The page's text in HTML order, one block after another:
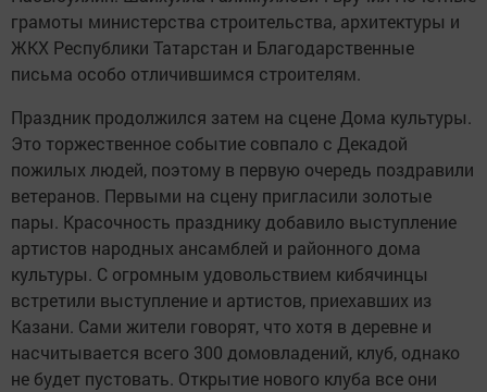
грамоты министерства строительства, архитектуры и
ЖКХ Республики Татарстан и Благодарственные
письма особо отличившимся строителям.
Праздник продолжился затем на сцене Дома культуры.
Это торжественное событие совпало с Декадой
пожилых людей, поэтому в первую очередь поздравили
ветеранов. Первыми на сцену пригласили золотые
пары. Красочность празднику добавило выступление
артистов народных ансамблей и районного дома
культуры. С огромным удовольствием кибячинцы
встретили выступление и артистов, приехавших из
Казани. Сами жители говорят, что хотя в деревне и
насчитывается всего 300 домовладений, клуб, однако
не будет пустовать. Открытие нового клуба все они